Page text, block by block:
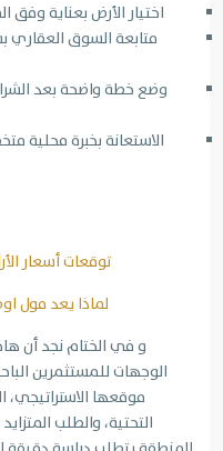
اختيار الأرض بعناية وفق
متابعة السوق
وضع خطة واضحة بعد الشراء
الاستعانة بخبرة محلية
توقعات أسعار
لماذا يعد مول
و في الختام نجد أن
الوجهات للمستثمرين
موقعها الاستراتيجي،
التحتية، والطلب